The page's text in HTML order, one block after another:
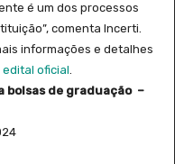
é um dos processos
comenta Incerti.
informações e detalhes
edital oficial.
bolsas de graduação –